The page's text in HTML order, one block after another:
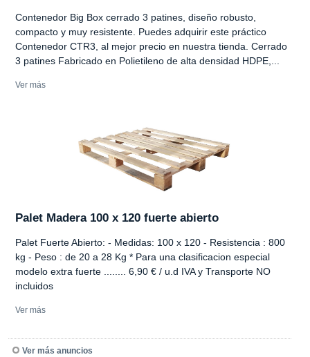
Contenedor Big Box cerrado 3 patines, diseño robusto,
compacto y muy resistente. Puedes adquirir este práctico
Contenedor CTR3, al mejor precio en nuestra tienda. Cerrado
3 patines Fabricado en Polietileno de alta densidad HDPE,...
Ver más
Palet Madera 100 x 120 fuerte abierto
Palet Fuerte Abierto: - Medidas: 100 x 120 - Resistencia : 800
kg - Peso : de 20 a 28 Kg * Para una clasificacion especial
modelo extra fuerte ........ 6,90 € / u.d IVA y Transporte NO
incluidos
Ver más
Ver más anuncios